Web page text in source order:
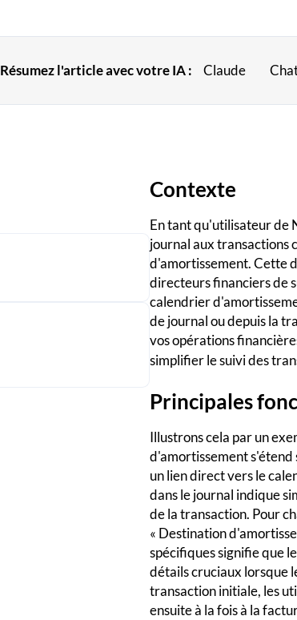
Résumez l'article avec votre IA : Claude
Contexte
En tant qu'utilisateur de
journal aux transactions
d'amortissement. Cette
directeurs financiers de
calendrier
de journal ou depuis la
vos opérations
simplifier le suivi des
Principales
Illustrons cela par un
d'amortissement s'étend
un lien direct vers le
dans le journal indique
de la transaction. Pour
« Destination
spécifiques signifie que
détails cruciaux lorsque
transaction initiale, les
ensuite à la fois à la